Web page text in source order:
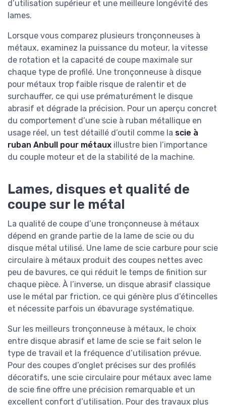
d’utilisation supérieur et une meilleure longévité des
lames.
Lorsque vous comparez plusieurs tronçonneuses à
métaux, examinez la puissance du moteur, la vitesse
de rotation et la capacité de coupe maximale sur
chaque type de profilé. Une tronçonneuse à disque
pour métaux trop faible risque de ralentir et de
surchauffer, ce qui use prématurément le disque
abrasif et dégrade la précision. Pour un aperçu concret
du comportement d’une scie à ruban métallique en
usage réel, un test détaillé d’outil comme la scie à
ruban Anbull pour métaux illustre bien l’importance
du couple moteur et de la stabilité de la machine.
Lames, disques et qualité de
coupe sur le métal
La qualité de coupe d’une tronçonneuse à métaux
dépend en grande partie de la lame de scie ou du
disque métal utilisé. Une lame de scie carbure pour scie
circulaire à métaux produit des coupes nettes avec
peu de bavures, ce qui réduit le temps de finition sur
chaque pièce. À l’inverse, un disque abrasif classique
use le métal par friction, ce qui génère plus d’étincelles
et nécessite parfois un ébavurage systématique.
Sur les meilleurs tronçonneuse à métaux, le choix
entre disque abrasif et lame de scie se fait selon le
type de travail et la fréquence d’utilisation prévue.
Pour des coupes d’onglet précises sur des profilés
décoratifs, une scie circulaire pour métaux avec lame
de scie fine offre une précision remarquable et un
excellent confort d’utilisation. Pour des travaux plus